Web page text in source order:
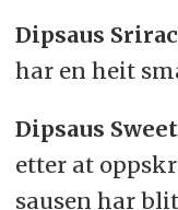
Dipsaus
har en heit
Dipsaus Sweet
etter at
sausen har